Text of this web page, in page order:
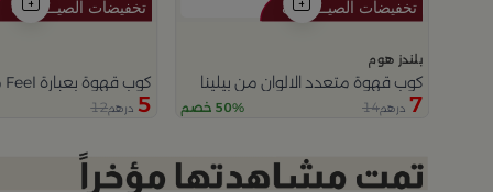
بلندز هوم
كوب قهوة متعدد الالوان من بيلينا
7 درهم14 50% خصم
كوب قهوة بعبارة Feel من اورورا
5 درهم12